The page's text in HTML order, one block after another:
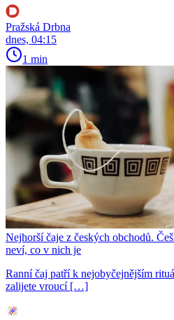
Pražská Drbna
dnes, 04:15
1 min
Nejhorší čaje z českých obchodů.
neví, co v nich je
Ranní čaj patří k nejobyčejnějším
zalijete vroucí […]